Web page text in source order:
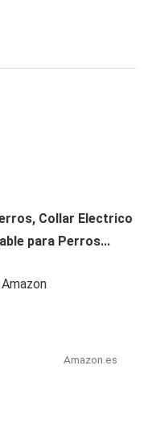
Collar Electrico
para Perros...
Amazon.es